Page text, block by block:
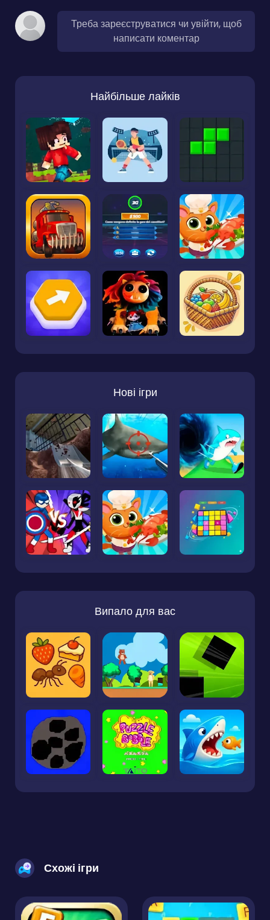
Треба зареєструватися чи увійти, щоб
написати коментар
Найбільше лайків
Нові ігри
Випало для вас
Схожі ігри